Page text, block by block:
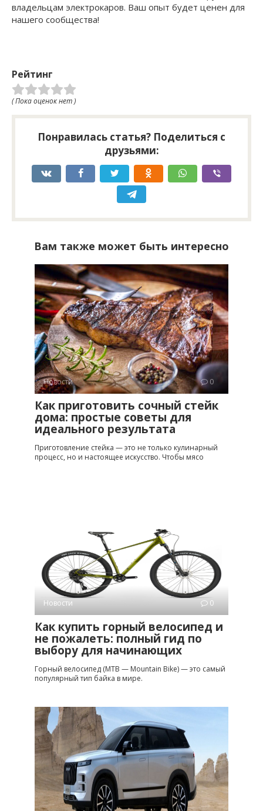
владельцам электрокаров. Ваш опыт будет ценен для
нашего сообщества!
Рейтинг
( Пока оценок нет )
Понравилась статья? Поделиться с
друзьями:
Вам также может быть интересно
Новости 0
Как приготовить сочный стейк
дома: простые советы для
идеального результата
Приготовление стейка — это не только кулинарный
процесс, но и настоящее искусство. Чтобы мясо
Новости 0
Как купить горный велосипед и
не пожалеть: полный гид по
выбору для начинающих
Горный велосипед (MTB — Mountain Bike) — это самый
популярный тип байка в мире.